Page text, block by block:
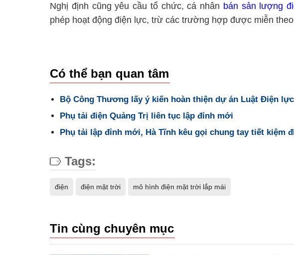
Nghị định cũng yêu cầu tổ chức, cá nhân bán sản lượng
phép hoạt động điện lực, trừ các trường hợp được miễn
Có thể bạn quan tâm
Bộ Công Thương lấy ý kiến hoàn thiện dự án Luật Điện
Phụ tải điện Quảng Trị liên tục lập đỉnh mới
Phụ tải lập đỉnh mới, Hà Tĩnh kêu gọi chung tay tiết kiệm
Tags:
điện điện mặt trời mô hình điện mặt trời lắp mái
Tin cùng chuyên mục